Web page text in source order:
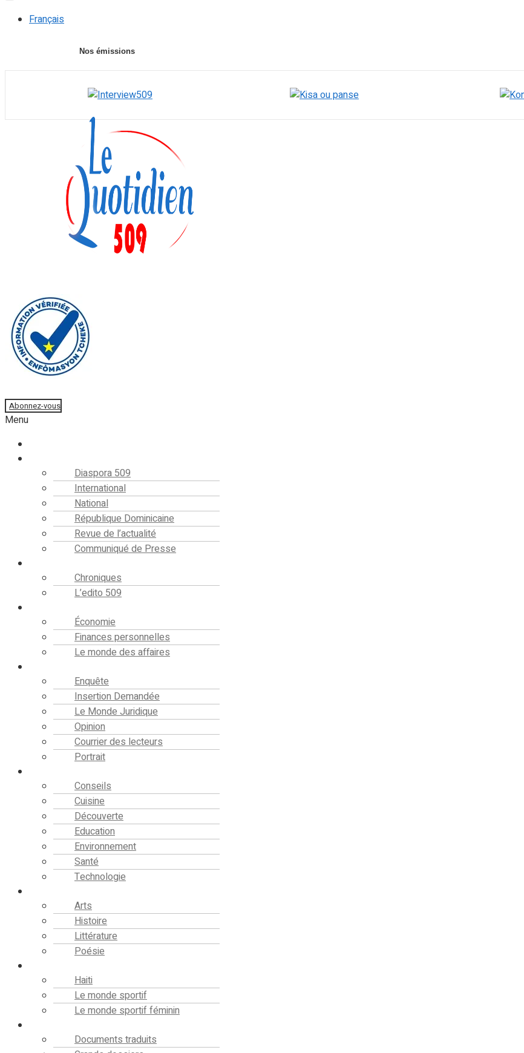
Français
Nos émissions
Abonnez-vous
Menu
Diaspora 509
International
National
République Dominicaine
Revue de l’actualité
Communiqué de Presse
Chroniques
L’edito 509
Économie
Finances personnelles
Le monde des affaires
Enquête
Insertion Demandée
Le Monde Juridique
Opinion
Courrier des lecteurs
Portrait
Conseils
Cuisine
Découverte
Education
Environnement
Santé
Technologie
Arts
Histoire
Littérature
Poésie
Haiti
Le monde sportif
Le monde sportif féminin
Documents traduits